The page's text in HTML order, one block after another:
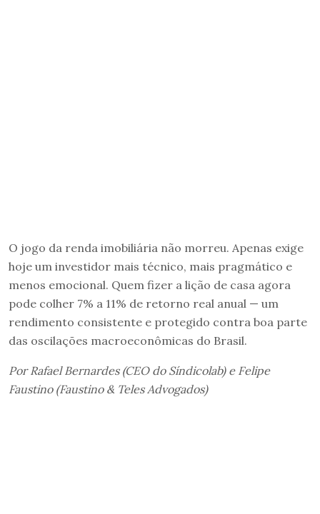
O jogo da renda imobiliária não morreu. Apenas exige
hoje um investidor mais técnico, mais pragmático e
menos emocional. Quem fizer a lição de casa agora
pode colher 7% a 11% de retorno real anual — um
rendimento consistente e protegido contra boa parte
das oscilações macroeconômicas do Brasil.
Por Rafael Bernardes (CEO do Síndicolab) e Felipe
Faustino (Faustino & Teles Advogados)